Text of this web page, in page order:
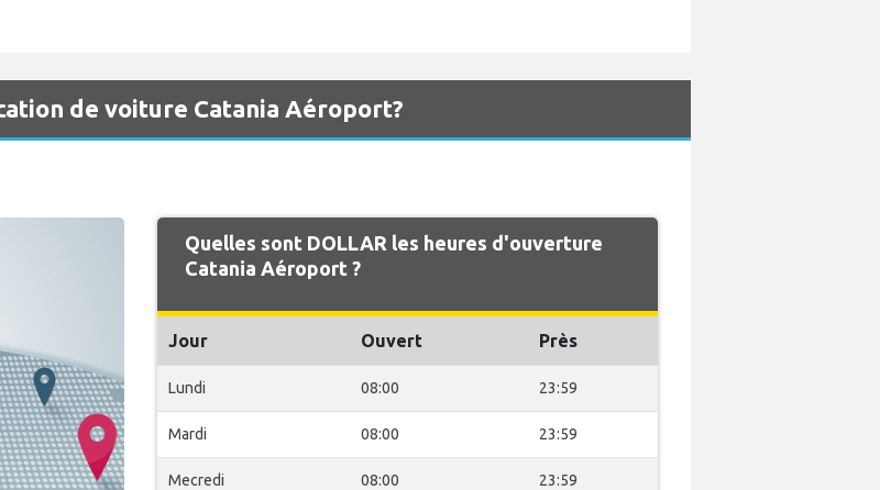
de voiture Catania Aéroport?
Quelles sont DOLLAR les heures d'ouverture
Catania Aéroport ?
Jour Ouvert Près
Lundi 08:00 23:59
Mardi 08:00 23:59
Mecredi 08:00 23:59